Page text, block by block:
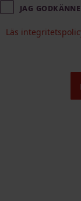
Jag
Läs